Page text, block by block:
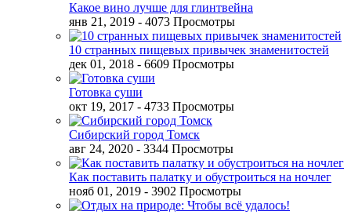
Какое вино лучше для глинтвейна
янв 21, 2019 - 4073 Просмотры
10 странных пищевых привычек знаменитостей
дек 01, 2018 - 6609 Просмотры
Готовка суши
окт 19, 2017 - 4733 Просмотры
Сибирский город Томск
авг 24, 2020 - 3344 Просмотры
Как поставить палатку и обустроиться на ночлег
нояб 01, 2019 - 3902 Просмотры